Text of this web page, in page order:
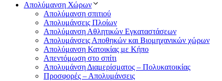
Απολύμανση Χώρων
Απολύμανση σπιτιού
Απολυμάνσεις Πλοίων
Απολύμανση Αθλητικών Εγκαταστάσεων
Απολυμάνσεις Αποθηκών και Βιομηχανικών χώρων
Απολύμανση Κατοικίας με Κήπο
Απεντόμωση στο σπίτι
Απολυμάνση Διαμερίσματος – Πολυκατοικίας
Προσφορές – Απολυμάνσεις